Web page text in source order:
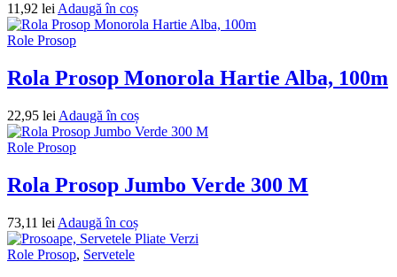
11,92 lei Adaugă în coș
Role Prosop
Rola Prosop Monorola Hartie Alba, 100m
22,95 lei Adaugă în coș
Role Prosop
Rola Prosop Jumbo Verde 300 M
73,11 lei Adaugă în coș
Role Prosop, Servetele